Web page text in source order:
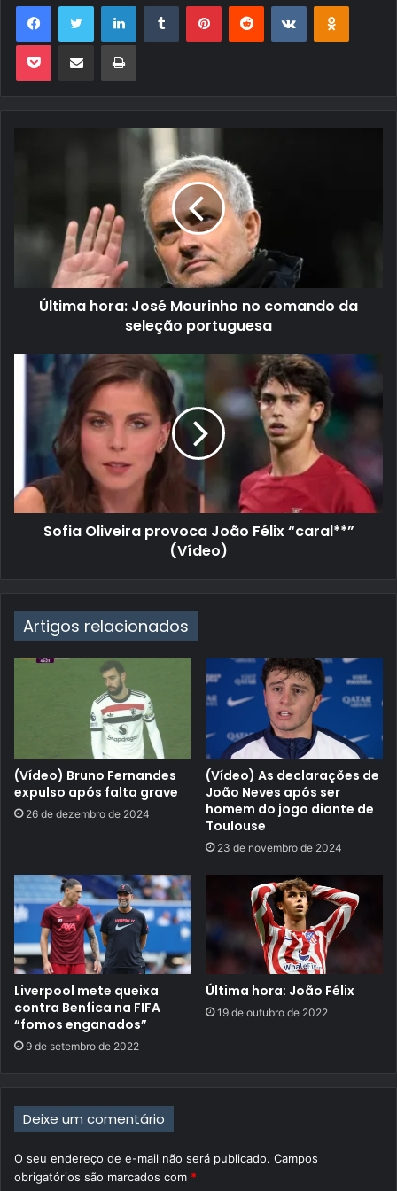
FacebookTwitter LinkedinTumblr PinterestReddit VK OK
Pocket Compartilhar via e-mail Imprimir
Última hora: José Mourinho no comando da
seleção portuguesa
Sofia Oliveira provoca João Félix “caral**”
(Vídeo)
Artigos relacionados
(Vídeo) Bruno Fernandes
expulso após falta grave
26 de dezembro de 2024
(Vídeo) As declarações de
João Neves após ser
homem do jogo diante de
Toulouse
23 de novembro de 2024
Liverpool mete queixa
contra Benfica na FIFA
“fomos enganados”
9 de setembro de 2022
Última hora: João Félix
19 de outubro de 2022
Deixe um comentário
O seu endereço de e-mail não será publicado. Campos
obrigatórios são marcados com *